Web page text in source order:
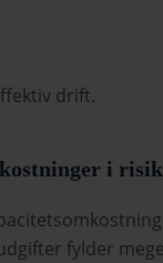
drift.
i
fylder